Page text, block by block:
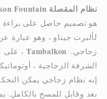
نظام المقصلة Tambalkon Fountain
هو تصميم حاصل على براءة
لألبرت جيناو ، وهو عبارة
زجاجي. Tambalkon ،
الشرفة الزجاجية ،
إنه نظام زجاجي يمكن
بعد وقابل للمسح بالكامل.